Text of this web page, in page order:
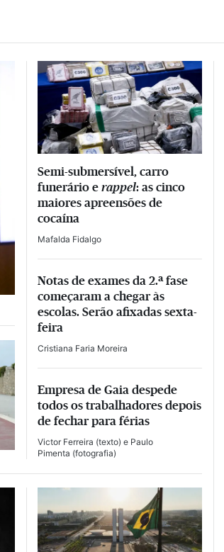
Semi-submersível, carro
funerário e rappel: as cinco
maiores apreensões de
cocaína
Mafalda Fidalgo
Notas de exames da 2.ª fase
começaram a chegar às
escolas. Serão afixadas sexta-
feira
Cristiana Faria Moreira
Empresa de Gaia despede
todos os trabalhadores depois
de fechar para férias
Victor Ferreira (texto) e Paulo
Pimenta (fotografia)